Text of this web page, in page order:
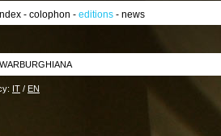
- colophon - editions - news
IT / EN